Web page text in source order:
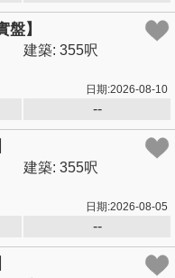
】
建築: 355呎
日期:2026-08-10
--
建築: 355呎
日期:2026-08-05
--